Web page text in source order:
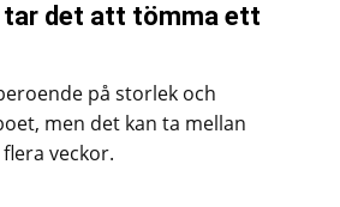
tar det att tömma ett
på storlek och
men det kan ta mellan
veckor.